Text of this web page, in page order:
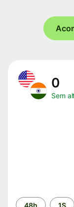
0
Sem
Período
48h 1S